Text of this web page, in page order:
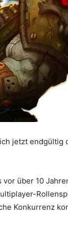
jetzt endgültig
über 10
Konkurrenz